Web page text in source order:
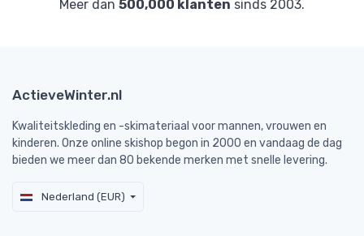
Meer dan 500,000 klanten sinds 2003.
ActieveWinter.nl
Kwaliteitskleding en -skimateriaal voor mannen, vrouwen en
kinderen. Onze online skishop begon in 2000 en vandaag de dag
bieden we meer dan 80 bekende merken met snelle levering.
Nederland (EUR)